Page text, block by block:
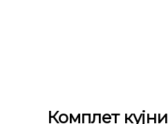
Комплет кујни